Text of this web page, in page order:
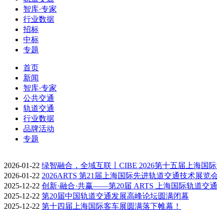
智库·专家
行业数据
招标
中标
专题
首页
新闻
智库·专家
公共交通
轨道交通
行业数据
品牌活动
专题
2026-01-22 绿智融合，全域互联丨CIBE 2026第十五届上海国
2026-01-22 2026ARTS 第21届上海国际先进轨道交通技术展览
2025-12-22 创新·融合·共赢——第20届 ARTS 上海国际轨道交
2025-12-22 第20届中国轨道交通发展高峰论坛圆满闭幕
2025-12-22 第十四届上海国际客车展圆满落下帷幕！